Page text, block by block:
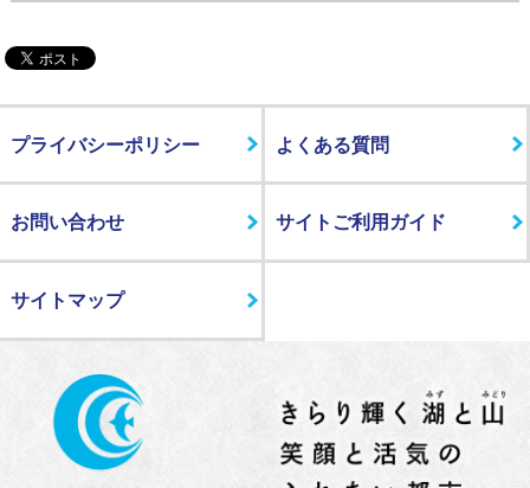
プライバシーポリシー よくある質問
お問い合わせ サイトご利用ガイド
サイトマップ